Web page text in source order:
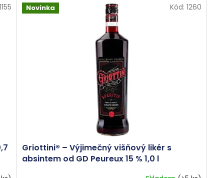
1155 Novinka
Griottini® – Výjimečný višňový likér s
absintem od GD Peureux 15 % 1,0 l
Kód: 1260